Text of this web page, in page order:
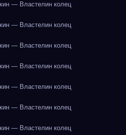
— Властелин колец
— Властелин колец
— Властелин колец
— Властелин колец
— Властелин колец
— Властелин колец
— Властелин колец